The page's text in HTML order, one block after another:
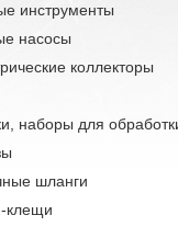
инструменты
насосы
коллекторы
наборы для
шланги
клещи